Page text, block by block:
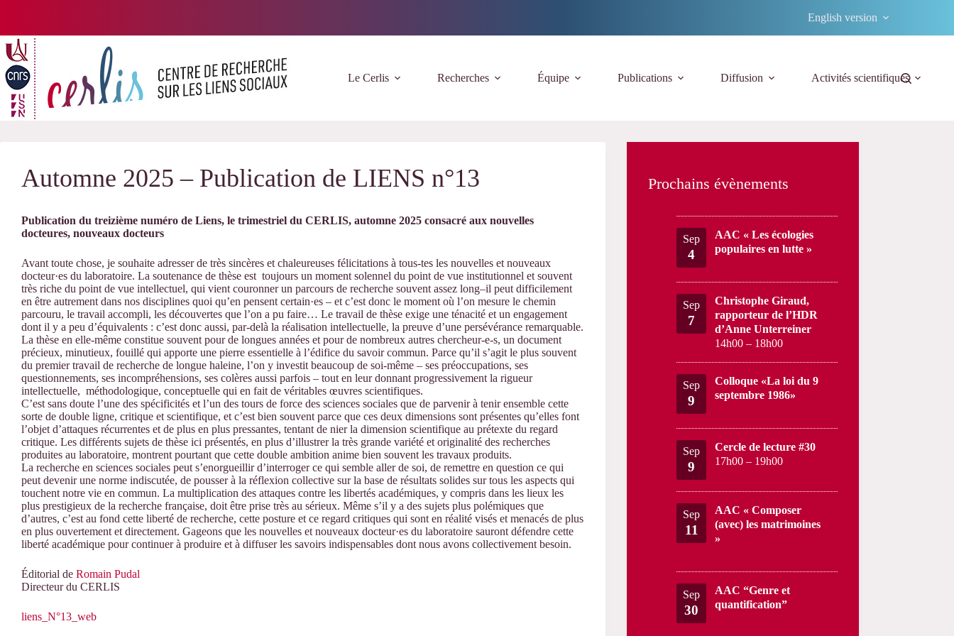
English version
Le Cerlis Recherches Équipe Publications Diffusion Activités scientifiques
Automne 2025 – Publication de LIENS n°13
Publication du treizième numéro de Liens, le trimestriel du CERLIS, automne 2025 consacré aux nouvelles
docteures, nouveaux docteurs
Avant toute chose, je souhaite adresser de très sincères et chaleureuses félicitations à tous-tes les nouvelles et nouveaux
docteur·es du laboratoire. La soutenance de thèse est toujours un moment solennel du point de vue institutionnel et souvent
très riche du point de vue intellectuel, qui vient couronner un parcours de recherche souvent assez long–il peut difficilement
en être autrement dans nos disciplines quoi qu’en pensent certain·es – et c’est donc le moment où l’on mesure le chemin
parcouru, le travail accompli, les découvertes que l’on a pu faire… Le travail de thèse exige une ténacité et un engagement
dont il y a peu d’équivalents : c’est donc aussi, par-delà la réalisation intellectuelle, la preuve d’une persévérance remarquable.
La thèse en elle-même constitue souvent pour de longues années et pour de nombreux autres chercheur-e-s, un document
précieux, minutieux, fouillé qui apporte une pierre essentielle à l’édifice du savoir commun. Parce qu’il s’agit le plus souvent
du premier travail de recherche de longue haleine, l’on y investit beaucoup de soi-même – ses préoccupations, ses
questionnements, ses incompréhensions, ses colères aussi parfois – tout en leur donnant progressivement la rigueur
intellectuelle, méthodologique, conceptuelle qui en fait de véritables œuvres scientifiques.
C’est sans doute l’une des spécificités et l’un des tours de force des sciences sociales que de parvenir à tenir ensemble cette
sorte de double ligne, critique et scientifique, et c’est bien souvent parce que ces deux dimensions sont présentes qu’elles font
l’objet d’attaques récurrentes et de plus en plus pressantes, tentant de nier la dimension scientifique au prétexte du regard
critique. Les différents sujets de thèse ici présentés, en plus d’illustrer la très grande variété et originalité des recherches
produites au laboratoire, montrent pourtant que cette double ambition anime bien souvent les travaux produits.
La recherche en sciences sociales peut s’enorgueillir d’interroger ce qui semble aller de soi, de remettre en question ce qui
peut devenir une norme indiscutée, de pousser à la réflexion collective sur la base de résultats solides sur tous les aspects qui
touchent notre vie en commun. La multiplication des attaques contre les libertés académiques, y compris dans les lieux les
plus prestigieux de la recherche française, doit être prise très au sérieux. Même s’il y a des sujets plus polémiques que
d’autres, c’est au fond cette liberté de recherche, cette posture et ce regard critiques qui sont en réalité visés et menacés de plus
en plus ouvertement et directement. Gageons que les nouvelles et nouveaux docteur·es du laboratoire sauront défendre cette
liberté académique pour continuer à produire et à diffuser les savoirs indispensables dont nous avons collectivement besoin.
Éditorial de Romain Pudal
Directeur du CERLIS
liens_N°13_web
Prochains évènements
Sep
4
AAC « Les écologies
populaires en lutte »
Sep
7
Christophe Giraud,
rapporteur de l’HDR
d’Anne Unterreiner
14h00 – 18h00
Sep
9
Colloque «La loi du 9
septembre 1986»
Sep
9
Cercle de lecture #30
17h00 – 19h00
Sep
11
AAC « Composer
(avec) les matrimoines
»
Sep
30
AAC “Genre et
quantification”